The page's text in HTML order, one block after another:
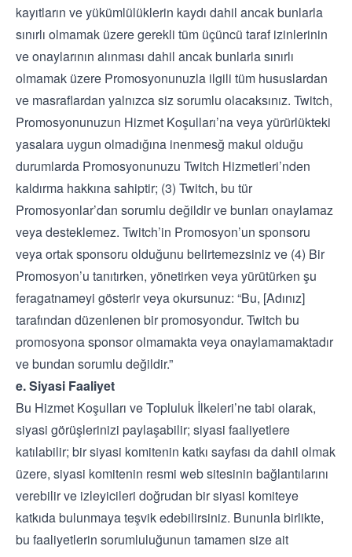
kayıtların ve yükümlülüklerin kaydı dahil ancak bunlarla
sınırlı olmamak üzere gerekli tüm üçüncü taraf izinlerinin
ve onaylarının alınması dahil ancak bunlarla sınırlı
olmamak üzere Promosyonunuzla ilgili tüm hususlardan
ve masraflardan yalnızca siz sorumlu olacaksınız. Twitch,
Promosyonunuzun Hizmet Koşulları’na veya yürürlükteki
yasalara uygun olmadığına inenmesğ makul olduğu
durumlarda Promosyonunuzu Twitch Hizmetleri’nden
kaldırma hakkına sahiptir; (3) Twitch, bu tür
Promosyonlar’dan sorumlu değildir ve bunları onaylamaz
veya desteklemez. Twitch’in Promosyon’un sponsoru
veya ortak sponsoru olduğunu belirtemezsiniz ve (4) Bir
Promosyon’u tanıtırken, yönetirken veya yürütürken şu
feragatnameyi gösterir veya okursunuz: “Bu, [Adınız]
tarafından düzenlenen bir promosyondur. Twitch bu
promosyona sponsor olmamakta veya onaylamamaktadır
ve bundan sorumlu değildir.”
e. Siyasi Faaliyet
Bu Hizmet Koşulları ve Topluluk İlkeleri’ne tabi olarak,
siyasi görüşlerinizi paylaşabilir; siyasi faaliyetlere
katılabilir; bir siyasi komitenin katkı sayfası da dahil olmak
üzere, siyasi komitenin resmi web sitesinin bağlantılarını
verebilir ve izleyicileri doğrudan bir siyasi komiteye
katkıda bulunmaya teşvik edebilirsiniz. Bununla birlikte,
bu faaliyetlerin sorumluluğunun tamamen size ait